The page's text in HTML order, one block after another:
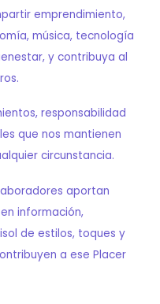
emprendimiento,
música, tecnología
y contribuya al
responsabilidad
que nos mantienen
circunstancia.
aportan
información,
de estilos, toques y
a ese Placer